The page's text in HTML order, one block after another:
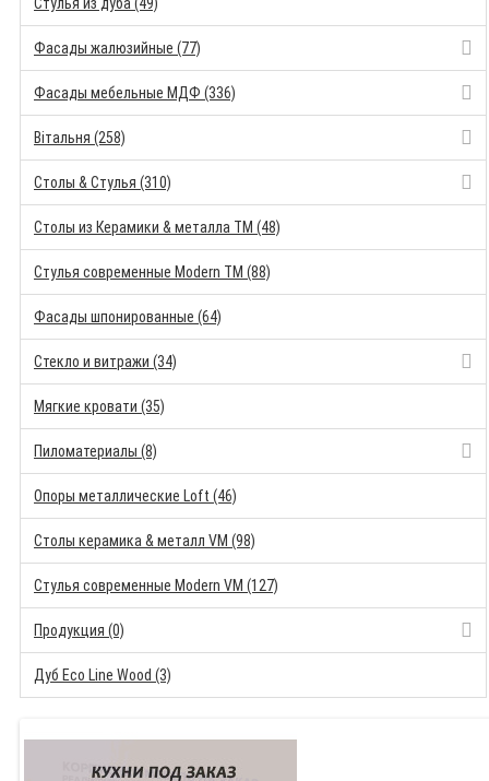
Стулья из дуба (49)
Фасады жалюзийные (77)
Фасады мебельные МДФ (336)
Вітальня (258)
Столы & Стулья (310)
Столы из Керамики & металла TM (48)
Стулья современные Modern TM (88)
Фасады шпонированные (64)
Стекло и витражи (34)
Мягкие кровати (35)
Пиломатериалы (8)
Опоры металлические Loft (46)
Столы керамика & металл VM (98)
Стулья современные Modern VM (127)
Продукция (0)
Дуб Eco Line Wood (3)